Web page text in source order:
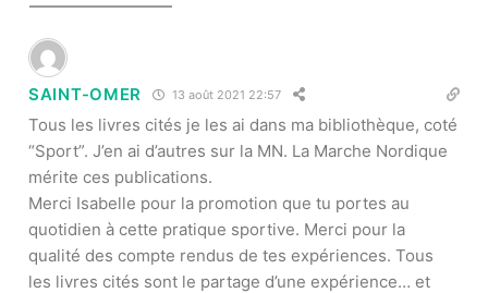
SAINT-OMER 13 août 2021 22:57
Tous les livres cités je les ai dans ma bibliothèque, coté
“Sport”. J’en ai d’autres sur la MN. La Marche Nordique
mérite ces publications.
Merci Isabelle pour la promotion que tu portes au
quotidien à cette pratique sportive. Merci pour la
qualité des compte rendus de tes expériences. Tous
les livres cités sont le partage d’une expérience… et